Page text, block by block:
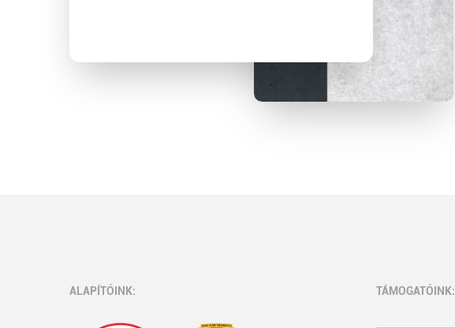
ALAPÍTÓINK: TÁMOGATÓINK: